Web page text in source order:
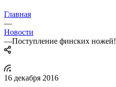
Главная
—
Новости
—Поступление финских ножей!
16 декабря 2016